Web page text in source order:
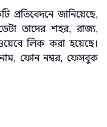
প্রতিবেদনে জানিয়েছে,
তাদের শহর, রাজ্য,
লিক করা হয়েছে।
ফোন নম্বর, ফেসবুক